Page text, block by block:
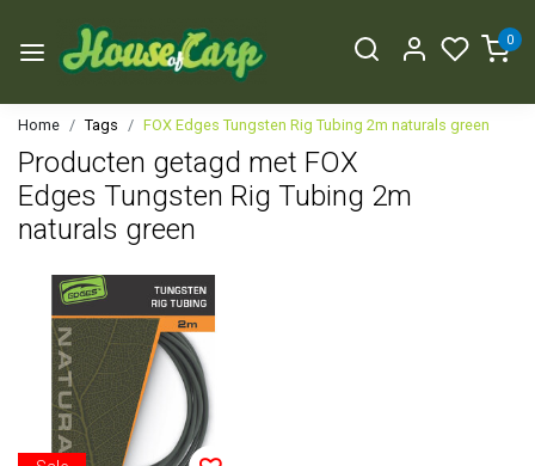
0
Home Tags FOX Edges Tungsten Rig Tubing 2m naturals green
Producten getagd met FOX
Edges Tungsten Rig Tubing 2m
naturals green